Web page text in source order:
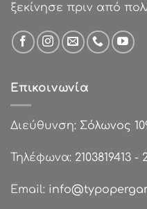
ξεκίνησε πριν από
Επικοινωνία
Διεύθυνση: Σόλωνος
Τηλέφωνα: 2103819413 -
Email: